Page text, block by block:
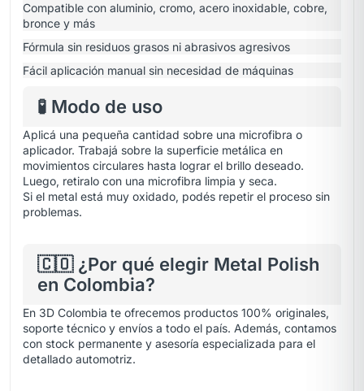
Compatible con aluminio, cromo, acero inoxidable, cobre,
bronce y más
Fórmula sin residuos grasos ni abrasivos agresivos
Fácil aplicación manual sin necesidad de máquinas
🧪 Modo de uso
Aplicá una pequeña cantidad sobre una microfibra o
aplicador. Trabajá sobre la superficie metálica en
movimientos circulares hasta lograr el brillo deseado.
Luego, retiralo con una microfibra limpia y seca.
Si el metal está muy oxidado, podés repetir el proceso sin
problemas.
🇨🇴 ¿Por qué elegir Metal Polish
en Colombia?
En 3D Colombia te ofrecemos productos 100% originales,
soporte técnico y envíos a todo el país. Además, contamos
con stock permanente y asesoría especializada para el
detallado automotriz.